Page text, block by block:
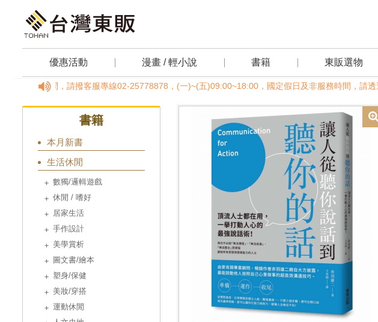
優惠活動 漫畫 / 輕小說 書籍 東販選物
疑問，請撥客服專線02-25778878，(一)~(五)09:00~18:00，國定假日及非服務時間，請透過客
書籍
本月新書
生活休閒
數獨/邏輯遊戲
休閒 / 嗜好
居家生活
手作設計
美學賞析
圖文書/繪本
塑身/保健
美妝/穿搭
運動休閒